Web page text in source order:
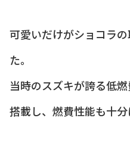
可愛いだけがショコラ
た。
当時のスズキが誇る低
搭載し、燃費性能も十分